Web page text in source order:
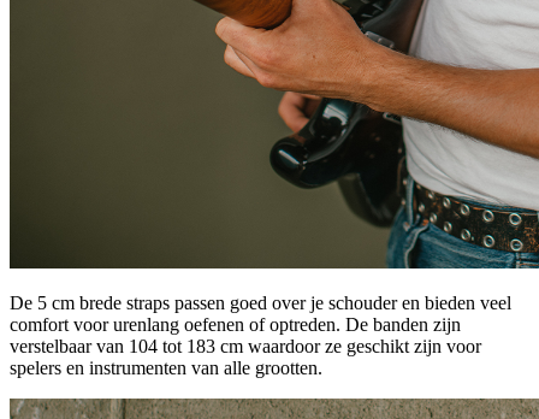
De 5 cm brede straps passen goed over je schouder en bieden veel
comfort voor urenlang oefenen of optreden. De banden zijn
verstelbaar van 104 tot 183 cm waardoor ze geschikt zijn voor
spelers en instrumenten van alle grootten.